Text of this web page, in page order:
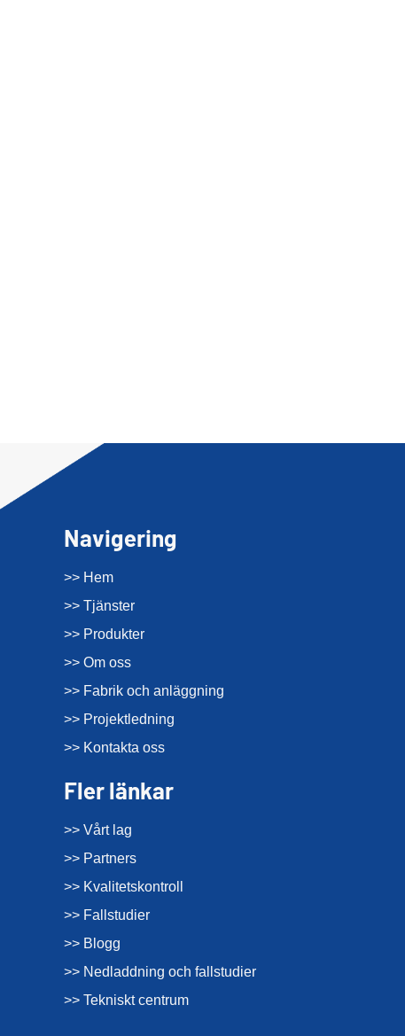
Navigering
>> Hem
>> Tjänster
>> Produkter
>> Om oss
>> Fabrik och anläggning
>> Projektledning
>> Kontakta oss
Fler länkar
>> Vårt lag
>> Partners
>> Kvalitetskontroll
>> Fallstudier
>> Blogg
>> Nedladdning och fallstudier
>> Tekniskt centrum